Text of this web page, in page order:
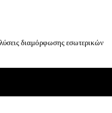
διαμόρφωσης εσωτερικών